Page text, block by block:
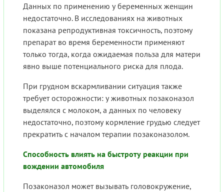
Данных по применению у беременных женщин
недостаточно. В исследованиях на животных
показана репродуктивная токсичность, поэтому
препарат во время беременности применяют
только тогда, когда ожидаемая польза для матери
явно выше потенциального риска для плода.
При грудном вскармливании ситуация также
требует осторожности: у животных позаконазол
выделялся с молоком, а данных по человеку
недостаточно, поэтому кормление грудью следует
прекратить с началом терапии позаконазолом.
Способность влиять на быстроту реакции при
вождении автомобиля
Позаконазол может вызывать головокружение,